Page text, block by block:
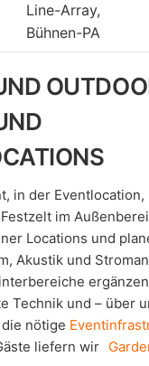
Line-Array,
Bühnen-PA
in der
im
Locations und
Akustik und
Technik und – über
nötige
liefern wir